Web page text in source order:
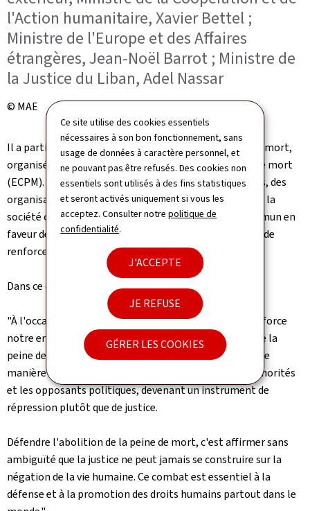
Ce site utilise des cookies essentiels
nécessaires à son bon fonctionnement, sans
usage de données à caractère personnel, et
ne pouvant pas être refusés. Des cookies non
essentiels sont utilisés à des fins statistiques
et seront activés uniquement si vous les
acceptez. Consulter notrepolitique de
confidentialité.
J'ACCEPTE
JE REFUSE
GÉRER LES COOKIES
l'Action humanitaire, Xavier Bettel ;
Ministre de l'Europe et des Affaires
étrangères, Jean-Noël Barrot ; Ministre de
la Justice du Liban, Adel Nassar
© MAE
Il a participé au 9e Congrès mondial contre la peine de mort,
organisé par l'association Ensemble contre la peine de mort
(ECPM). Ce congrès a réuni des responsables politiques, des
organisations internationales et des représentants de la
société civile afin de réaffirmer leur engagement commun en
faveur de l'abolition universelle de la peine de mort et de
renforcer la coopération internationale en ce sens.
Dans ce cadre, le ministre Bettel a déclaré :
"À l'occasion de ce congrès, nous avons réaffirmé avec force
notre engagement commun en faveur de l'abolition de la
peine de mort. Trop souvent, la peine de mort frappe de
manière disproportionnée les plus vulnérables, les minorités
et les opposants politiques, devenant un instrument de
répression plutôt que de justice.
Défendre l'abolition de la peine de mort, c'est affirmer sans
ambiguïté que la justice ne peut jamais se construire sur la
négation de la vie humaine. Ce combat est essentiel à la
défense et à la promotion des droits humains partout dans le